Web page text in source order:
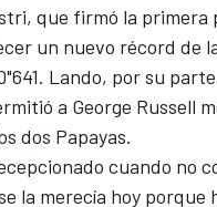
, que firmó la primera
un nuevo récord de
Lando, por su
a George Russell
dos Papayas.
cuando no
la merecía hoy porque